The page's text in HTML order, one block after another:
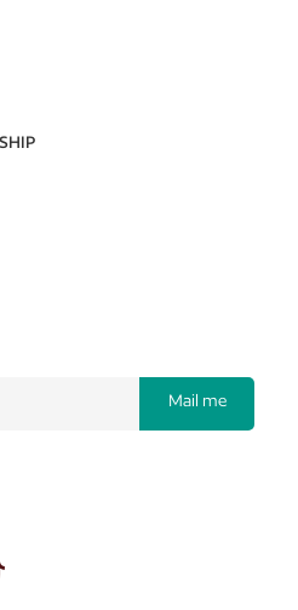
Mail me